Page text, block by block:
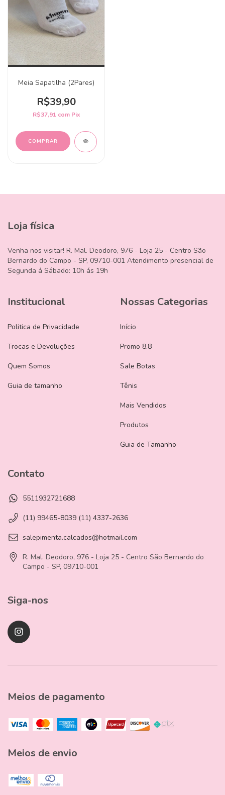
Meia Sapatilha (2Pares)
R$39,90
R$37,91 com Pix
Loja física
Venha nos visitar! R. Mal. Deodoro, 976 - Loja 25 - Centro São
Bernardo do Campo - SP, 09710-001 Atendimento presencial de
Segunda á Sábado: 10h ás 19h
Institucional
Politica de Privacidade
Trocas e Devoluções
Quem Somos
Guia de tamanho
Nossas Categorias
Início
Promo 8.8
Sale Botas
Tênis
Mais Vendidos
Produtos
Guia de Tamanho
Contato
5511932721688
(11) 99465-8039 (11) 4337-2636
salepimenta.calcados@hotmail.com
R. Mal. Deodoro, 976 - Loja 25 - Centro São Bernardo do
Campo - SP, 09710-001
Siga-nos
Meios de pagamento
Meios de envio